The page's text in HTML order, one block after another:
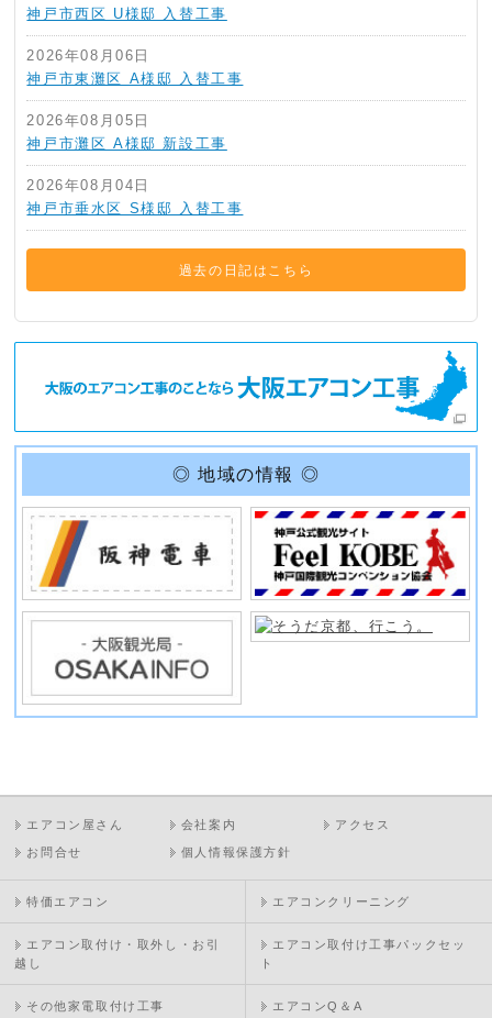
神戸市西区 U様邸 入替工事
2026年08月06日
神戸市東灘区 A様邸 入替工事
2026年08月05日
神戸市灘区 A様邸 新設工事
2026年08月04日
神戸市垂水区 S様邸 入替工事
過去の日記はこちら
◎ 地域の情報 ◎
エアコン屋さん 会社案内 アクセス
お問合せ 個人情報保護方針
特価エアコン エアコンクリーニング
エアコン取付け・取外し・お引
越し
エアコン取付け工事パックセッ
ト
その他家電取付け工事 エアコンQ＆A